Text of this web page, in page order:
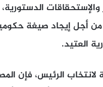
من أجل إيجاد صيغة
العتيد.
لانتخاب الرئيس،